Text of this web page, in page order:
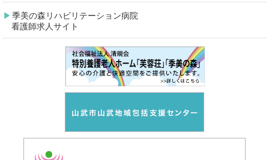
季美の森リハビリテーション病院
看護師求人サイト